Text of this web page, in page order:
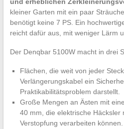
und erheblichen
kleiner Garten mit ein paar
benötigt keine 7 PS. Ein
reicht dafür aus, mit weniger Lärm
Der Denqbar 5100W macht in drei
Flächen, die weit von jeder
Verlängerungskabel ein
Praktikabilitätsproblem darstellt.
Große Mengen an Ästen mit
40 mm, die elektrische Häcksler
Verstopfung verarbeiten können.